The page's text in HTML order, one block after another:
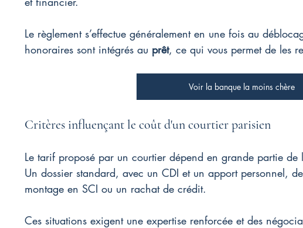
Le règlement s’effectue généralement en une fois au
honoraires sont intégrés au prêt, ce qui vous permet de les
Voir la banque la moins chère
Critères influençant le coût d'un courtier parisien
Le tarif proposé par un courtier dépend en grande partie de
Un dossier standard, avec un CDI et un apport personnel,
montage en SCI ou un rachat de crédit.
Ces situations exigent une expertise renforcée et des